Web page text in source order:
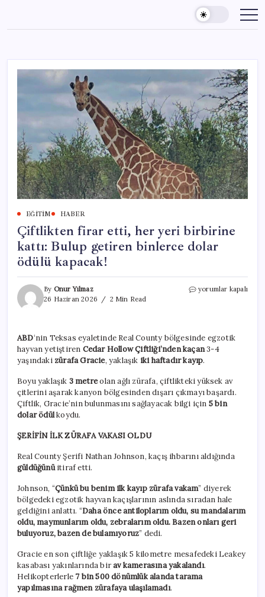
content
EĞITIM HABER
Çiftlikten firar etti, her yeri birbirine
kattı: Bulup getiren binlerce dolar
ödülü kapacak!
By Onur Yılmaz
26 Haziran 2026
2 Min Read
Çiftlikten
birbirine
kattı:
Bulup
binlerce
dolar
ödülü
kapacak!
yorumlar kapalı
ABD‘nin Teksas eyaletinde Real County bölgesinde egzotik
hayvan yetiştiren Cedar Hollow Çiftliği’nden kaçan3-4
yaşındaki zürafa Gracie, yaklaşık iki haftadır kayıp.
Boyu yaklaşık 3 metreolan ağlı zürafa, çiftlikteki yüksek av
çitlerini aşarak kanyon bölgesinden dışarı çıkmayı başardı.
Çiftlik, Gracie’nin bulunmasını sağlayacak bilgi için 5 bin
dolar ödülkoydu.
ŞERİFİN İLK ZÜRAFA VAKASI OLDU
Real County Şerifi Nathan Johnson, kaçış ihbarını aldığında
güldüğünüitiraf etti.
Johnson, “Çünkü bu benim ilk kayıp zürafa vakam” diyerek
bölgedeki egzotik hayvan kaçışlarının aslında sıradan hale
geldiğini anlattı. “Daha önce antiloplarım oldu, su mandalarım
oldu, maymunlarım oldu, zebralarım oldu. Bazen onları geri
buluyoruz, bazen de bulamıyoruz” dedi.
Gracie en son çiftliğe yaklaşık 5 kilometre mesafedeki Leakey
kasabası yakınlarında birav kamerasına yakalandı.
Helikopterlerle 7 bin 500 dönümlük alanda tarama
yapılmasına rağmen zürafaya ulaşılamadı.